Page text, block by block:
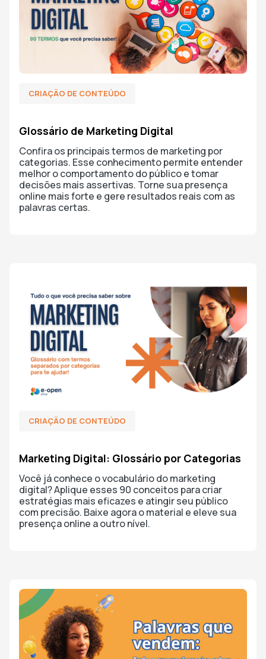
CRIAÇÃO DE CONTEÚDO
Glossário de Marketing Digital
Confira os principais termos de marketing por
categorias. Esse conhecimento permite entender
melhor o comportamento do público e tomar
decisões mais assertivas. Torne sua presença
online mais forte e gere resultados reais com as
palavras certas.
CRIAÇÃO DE CONTEÚDO
Marketing Digital: Glossário por Categorias
Você já conhece o vocabulário do marketing
digital? Aplique esses 90 conceitos para criar
estratégias mais eficazes e atingir seu público
com precisão. Baixe agora o material e eleve sua
presença online a outro nível.